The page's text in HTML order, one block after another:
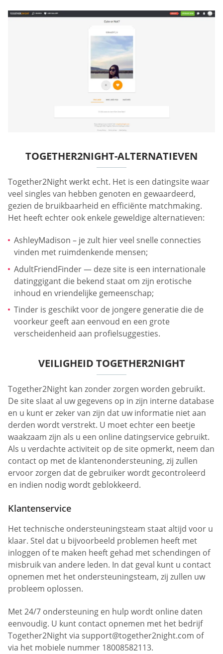
TOGETHER2NIGHT-ALTERNATIEVEN
Together2Night werkt echt. Het is een datingsite waar
veel singles van hebben genoten en gewaardeerd,
gezien de bruikbaarheid en efficiënte matchmaking.
Het heeft echter ook enkele geweldige alternatieven:
AshleyMadison – je zult hier veel snelle connecties
vinden met ruimdenkende mensen;
AdultFriendFinder — deze site is een internationale
datinggigant die bekend staat om zijn erotische
inhoud en vriendelijke gemeenschap;
Tinder is geschikt voor de jongere generatie die de
voorkeur geeft aan eenvoud en een grote
verscheidenheid aan profielsuggesties.
VEILIGHEID TOGETHER2NIGHT
Together2Night kan zonder zorgen worden gebruikt.
De site slaat al uw gegevens op in zijn interne database
en u kunt er zeker van zijn dat uw informatie niet aan
derden wordt verstrekt. U moet echter een beetje
waakzaam zijn als u een online datingservice gebruikt.
Als u verdachte activiteit op de site opmerkt, neem dan
contact op met de klantenondersteuning, zij zullen
ervoor zorgen dat de gebruiker wordt gecontroleerd
en indien nodig wordt geblokkeerd.
Klantenservice
Het technische ondersteuningsteam staat altijd voor u
klaar. Stel dat u bijvoorbeeld problemen heeft met
inloggen of te maken heeft gehad met schendingen of
misbruik van andere leden. In dat geval kunt u contact
opnemen met het ondersteuningsteam, zij zullen uw
probleem oplossen.
Met 24/7 ondersteuning en hulp wordt online daten
eenvoudig. U kunt contact opnemen met het bedrijf
Together2Night via support@together2night.com of
via het mobiele nummer 18008582113.